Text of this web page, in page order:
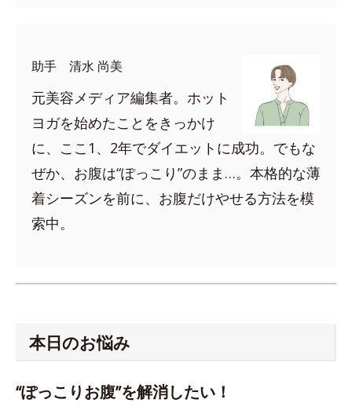
助手 清水 尚美
元美容メディア編集者。ホット
ヨガを始めたことをきっかけ
に、ここ1、2年でダイエットに成功。でもな
ぜか、お腹は“ぽっこり”のまま…。本格的な薄
着シーズンを前に、お腹だけやせる方法を模
索中。
本日のお悩み
“ぽっこりお腹”を解消したい！